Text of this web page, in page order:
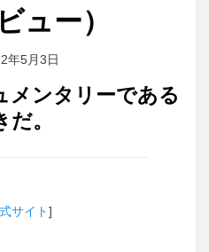
ュー）
者おわむぎ
年5月3日
メンタリーである
だ。
サイト]